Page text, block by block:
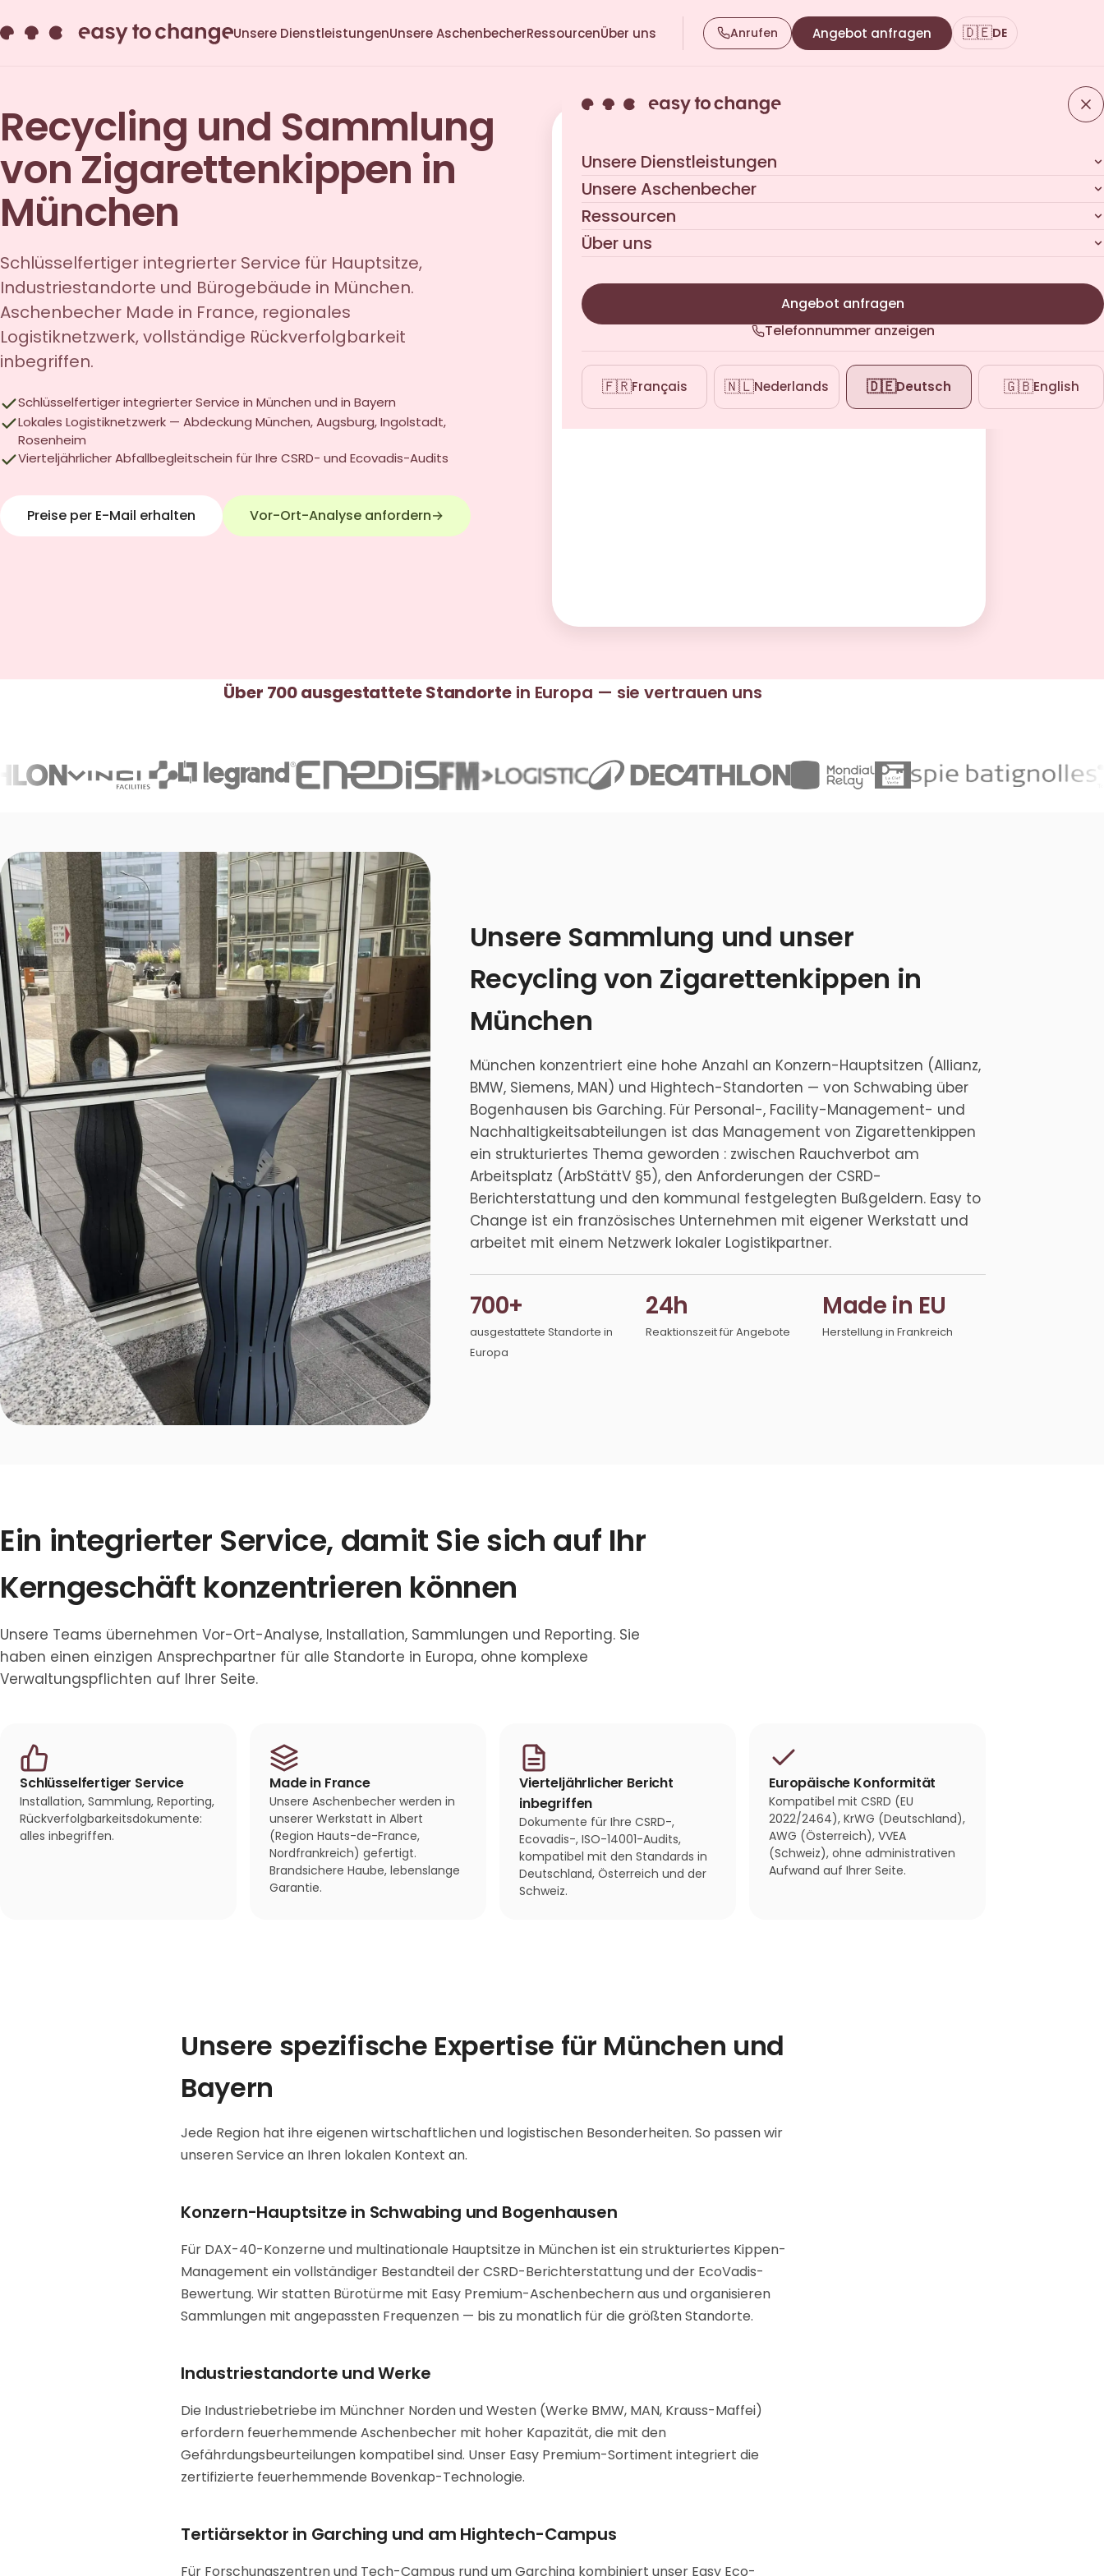
Unsere DienstleistungenUnsere AschenbecherRessourcenÜber uns Anrufen Angebot anfragen 🇩🇪DE
Unsere Dienstleistungen
Unsere Aschenbecher
Ressourcen
Über uns
Angebot anfragen
Telefonnummer anzeigen
🇫🇷Français 🇳🇱Nederlands 🇩🇪Deutsch 🇬🇧English
Recycling und Sammlung
von Zigarettenkippen in
München
Schlüsselfertiger integrierter Service für Hauptsitze,
Industriestandorte und Bürogebäude in München.
Aschenbecher Made in France, regionales
Logistiknetzwerk, vollständige Rückverfolgbarkeit
inbegriffen.
Schlüsselfertiger integrierter Service in München und in Bayern
Lokales Logistiknetzwerk — Abdeckung München, Augsburg, Ingolstadt,
Rosenheim
Vierteljährlicher Abfallbegleitschein für Ihre CSRD- und Ecovadis-Audits
Preise per E-Mail erhalten Vor-Ort-Analyse anfordern→
Unverbindlich · Antwort innerhalb von 24 Werkstunden
Über 700 ausgestattete Standortein Europa — sie vertrauen uns
Unsere Sammlung und unser
Recycling von Zigarettenkippen in
München
München konzentriert eine hohe Anzahl an Konzern-Hauptsitzen (Allianz,
BMW, Siemens, MAN) und Hightech-Standorten — von Schwabing über
Bogenhausen bis Garching. Für Personal-, Facility-Management- und
Nachhaltigkeitsabteilungen ist das Management von Zigarettenkippen
ein strukturiertes Thema geworden : zwischen Rauchverbot am
Arbeitsplatz (ArbStättV §5), den Anforderungen der CSRD-
Berichterstattung und den kommunal festgelegten Bußgeldern. Easy to
Change ist ein französisches Unternehmen mit eigener Werkstatt und
arbeitet mit einem Netzwerk lokaler Logistikpartner.
700+
ausgestattete Standorte in
Europa
24h
Reaktionszeit für Angebote
Made in EU
Herstellung in Frankreich
Ein integrierter Service, damit Sie sich auf Ihr
Kerngeschäft konzentrieren können
Unsere Teams übernehmen Vor-Ort-Analyse, Installation, Sammlungen und Reporting. Sie
haben einen einzigen Ansprechpartner für alle Standorte in Europa, ohne komplexe
Verwaltungspflichten auf Ihrer Seite.
Schlüsselfertiger Service
Installation, Sammlung, Reporting,
Rückverfolgbarkeitsdokumente:
alles inbegriffen.
Made in France
Unsere Aschenbecher werden in
unserer Werkstatt in Albert
(Region Hauts-de-France,
Nordfrankreich) gefertigt.
Brandsichere Haube, lebenslange
Garantie.
Vierteljährlicher Bericht
inbegriffen
Dokumente für Ihre CSRD-,
Ecovadis-, ISO-14001-Audits,
kompatibel mit den Standards in
Deutschland, Österreich und der
Schweiz.
Europäische Konformität
Kompatibel mit CSRD (EU
2022/2464), KrWG (Deutschland),
AWG (Österreich), VVEA
(Schweiz), ohne administrativen
Aufwand auf Ihrer Seite.
Unsere spezifische Expertise für München und
Bayern
Jede Region hat ihre eigenen wirtschaftlichen und logistischen Besonderheiten. So passen wir
unseren Service an Ihren lokalen Kontext an.
Konzern-Hauptsitze in Schwabing und Bogenhausen
Für DAX-40-Konzerne und multinationale Hauptsitze in München ist ein strukturiertes Kippen-
Management ein vollständiger Bestandteil der CSRD-Berichterstattung und der EcoVadis-
Bewertung. Wir statten Bürotürme mit Easy Premium-Aschenbechern aus und organisieren
Sammlungen mit angepassten Frequenzen — bis zu monatlich für die größten Standorte.
Industriestandorte und Werke
Die Industriebetriebe im Münchner Norden und Westen (Werke BMW, MAN, Krauss-Maffei)
erfordern feuerhemmende Aschenbecher mit hoher Kapazität, die mit den
Gefährdungsbeurteilungen kompatibel sind. Unser Easy Premium-Sortiment integriert die
zertifizierte feuerhemmende Bovenkap-Technologie.
Tertiärsektor in Garching und am Hightech-Campus
Für Forschungszentren und Tech-Campus rund um Garching kombiniert unser Easy Eco-